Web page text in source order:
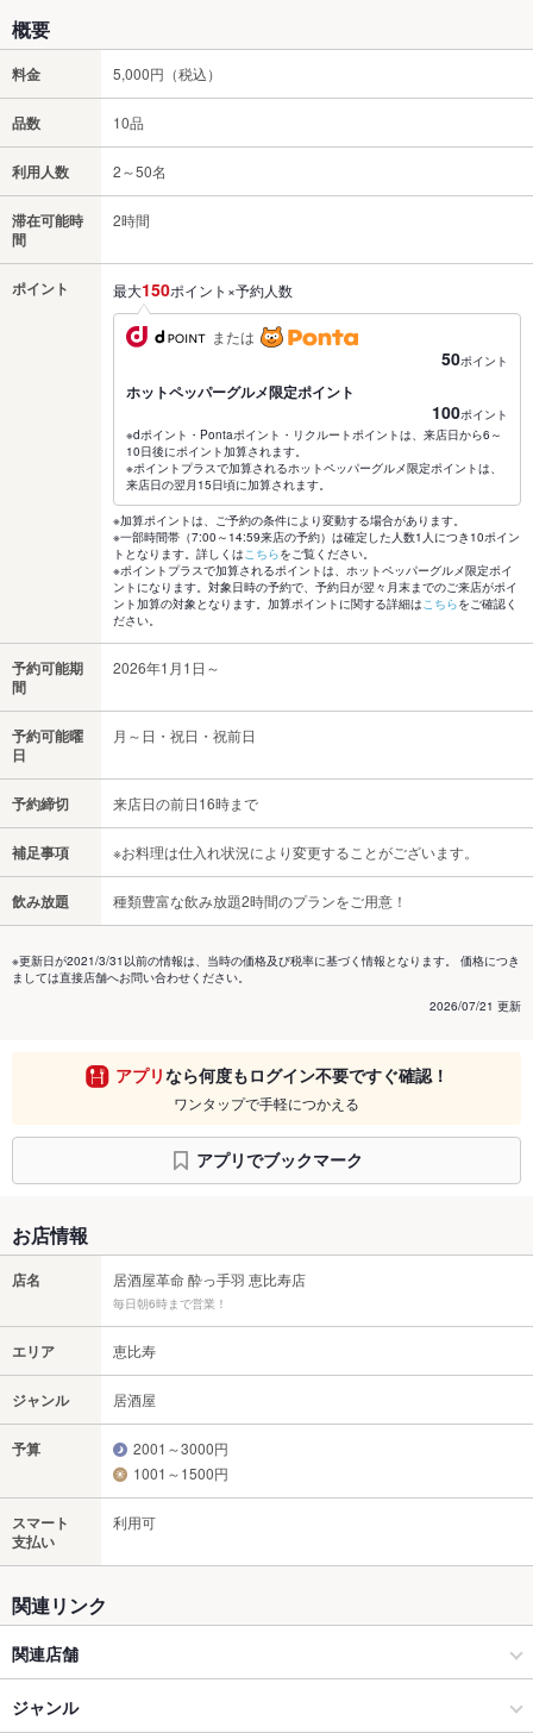
概要
料金 5,000円（税込）
品数 10品
利用人数 2～50名
滞在可能時
間
2時間
ポイント 最大150ポイント×予約人数
または
50ポイント
ホットペッパーグルメ限定ポイント
100ポイント
※dポイント・Pontaポイント・リクルートポイントは、来店日から6～
10日後にポイント加算されます。
※ポイントプラスで加算されるホットペッパーグルメ限定ポイントは、
来店日の翌月15日頃に加算されます。
※加算ポイントは、ご予約の条件により変動する場合があります。
※一部時間帯（7:00～14:59来店の予約）は確定した人数1人につき10ポイン
トとなります。詳しくはこちらをご覧ください。
※ポイントプラスで加算されるポイントは、ホットペッパーグルメ限定ポイ
ントになります。対象日時の予約で、予約日が翌々月末までのご来店がポイ
ント加算の対象となります。加算ポイントに関する詳細はこちらをご確認く
ださい。
予約可能期
間
2026年1月1日～
予約可能曜
日
月～日・祝日・祝前日
予約締切 来店日の前日16時まで
補足事項 ※お料理は仕入れ状況により変更することがございます。
飲み放題 種類豊富な飲み放題2時間のプランをご用意！
※更新日が2021/3/31以前の情報は、当時の価格及び税率に基づく情報となります。 価格につき
ましては直接店舗へお問い合わせください。
2026/07/21 更新
アプリなら何度もログイン不要ですぐ確認！
ワンタップで手軽につかえる
アプリでブックマーク
お店情報
店名 居酒屋革命 酔っ手羽 恵比寿店
毎日朝6時まで営業！
エリア 恵比寿
ジャンル 居酒屋
予算
2001～3000円
1001～1500円
スマート
支払い
利用可
関連リンク
関連店舗
酔っ手羽
ジャンル